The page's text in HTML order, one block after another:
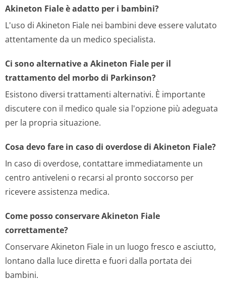
Akineton Fiale è adatto per i bambini?
L'uso di Akineton Fiale nei bambini deve essere valutato
attentamente da un medico specialista.
Ci sono alternative a Akineton Fiale per il
trattamento del morbo di Parkinson?
Esistono diversi trattamenti alternativi. È importante
discutere con il medico quale sia l'opzione più adeguata
per la propria situazione.
Cosa devo fare in caso di overdose di Akineton Fiale?
In caso di overdose, contattare immediatamente un
centro antiveleni o recarsi al pronto soccorso per
ricevere assistenza medica.
Come posso conservare Akineton Fiale
correttamente?
Conservare Akineton Fiale in un luogo fresco e asciutto,
lontano dalla luce diretta e fuori dalla portata dei
bambini.